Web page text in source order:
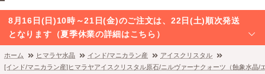
8月16日(日)10時～21日(金)のご注文は、22日(土)順次発送
となります（夏季休業の詳細はこちら）
ホーム ヒマラヤ水晶 インド/マニカラン産
アイスクリスタル
[インド/マニカラン産]ヒマラヤアイスクリスタル原石/ニルヴァーナクォーツ（蝕象水晶/